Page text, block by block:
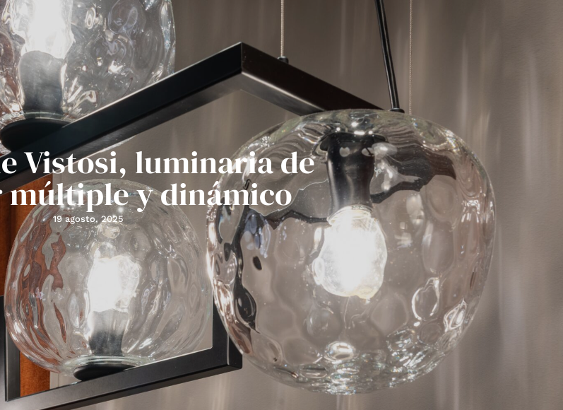
Vistosi, luminaria de
múltiple y dinámico
19 agosto, 2025